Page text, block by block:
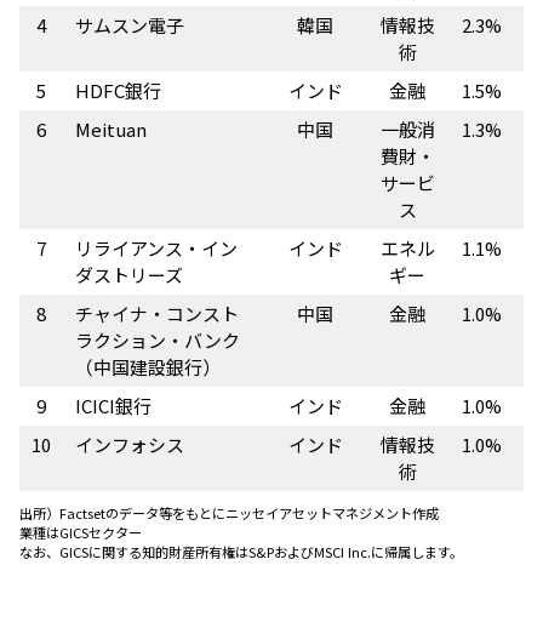
4 サムスン電子 韓国
情報技
術
2.3%
5 HDFC銀行 インド 金融
1.5%
6
Meituan 中国
一般消
費財・
サービ
ス
1.3%
7
リライアンス・イン
ダストリーズ
インド
エネル
ギー
1.1%
8
チャイナ・コンスト
ラクション・バンク
（中国建設銀行）
中国 金融 1.0%
9 ICICI銀行 インド 金融
1.0%
10
インフォシス インド
情報技
術
1.0%
出所） Factsetのデータ等をもとにニッセイアセットマネジメント作成
業種はGICSセクター
なお、GICSに関する知的財産所有権はS&PおよびMSCI Inc.に帰属します。